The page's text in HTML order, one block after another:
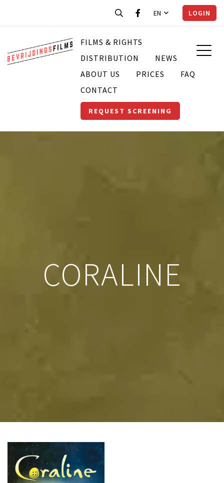
EN LOGIN
FILMS & RIGHTS
DISTRIBUTION
NEWS
ABOUT US
PRICES
FAQ
CONTACT
REQUEST SCREENING
CORALINE